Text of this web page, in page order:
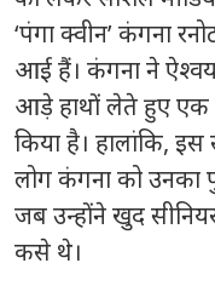
‘पंगा क्वीन’ कंगना
आई हैं। कंगना ने
आड़े हाथों लेते हुए एक
किया है। हालांकि, इस
लोग कंगना को उनका
जब उन्होंने खुद
कसे थे।